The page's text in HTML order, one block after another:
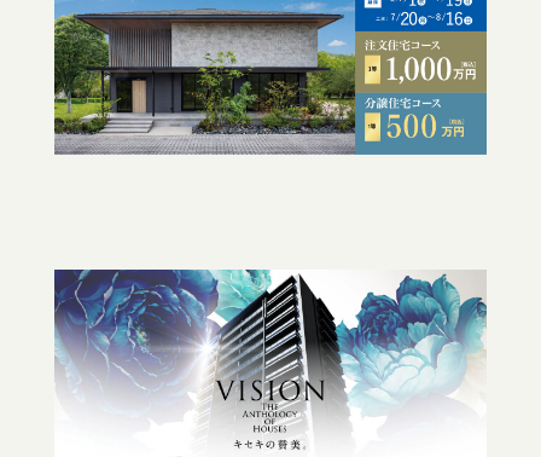
ニュースリリースアーカイブ
トヨタ自動車従業員専用サイト